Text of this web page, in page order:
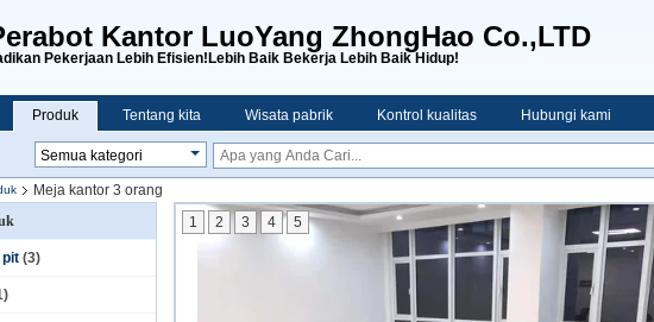
Kantor LuoYang ZhongHao Co.,LTD
Pekerjaan Lebih Efisien!Lebih Baik Bekerja Lebih Baik Hidup!
Produk Tentang kita Wisata pabrik Kontrol kualitas Hubungi kami
Meja kantor 3 orang
pit (3)
1 2 3 4 5